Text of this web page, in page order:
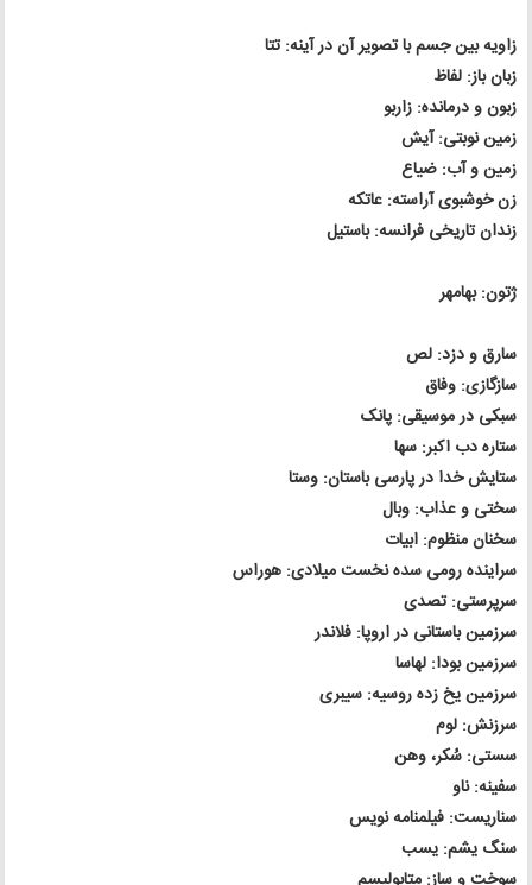
زاویه بین جسم با تصویر آن در آینه: تتا
زبان باز: لفاظ
زبون و درمانده: زاربو
زمین نوبتی: آیش
زمین و آب: ضیاع
زن خوشبوی آراسته: عاتکه
زندان تاریخی فرانسه: باستیل
ژتون: بهامهر
سارق و دزد: لص
سازگازی: وفاق
سبکی در موسیقی: پانک
ستاره دب اکبر: سها
ستایش خدا در پارسی باستان: وستا
سختی و عذاب: وبال
سخنان منظوم: ابیات
سراینده رومی سده نخست میلادی: هوراس
سرپرستی: تصدی
سرزمین باستانی در اروپا: فلاندر
سرزمین بودا: لهاسا
سرزمین یخ زده روسیه: سیبری
سرزنش: لوم
سستی: سُکر، وهن
سفینه: ناو
سناریست: فیلمنامه نویس
سنگ یشم: یسب